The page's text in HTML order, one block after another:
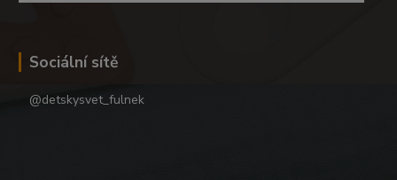
Sociální sítě
@detskysvet_fulnek